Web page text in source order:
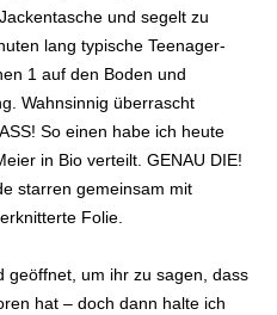
und segelt zu
lang typische Teenager-
1 auf den Boden und
Wahnsinnig überrascht
So einen habe ich heute
in Bio verteilt. GENAU DIE!
starren gemeinsam mit
Folie.
geöffnet, um ihr zu sagen, dass
hat – doch dann halte ich